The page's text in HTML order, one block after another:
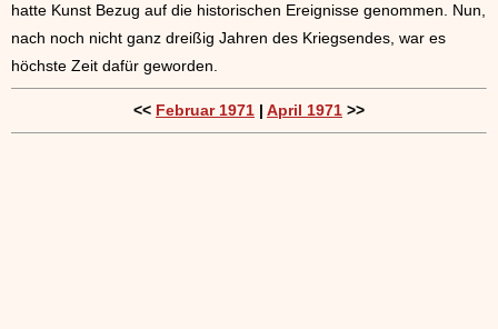
hatte Kunst Bezug auf die historischen Ereignisse genommen. Nun,
nach noch nicht ganz dreißig Jahren des Kriegsendes, war es
höchste Zeit dafür geworden.
<< Februar 1971 | April 1971 >>